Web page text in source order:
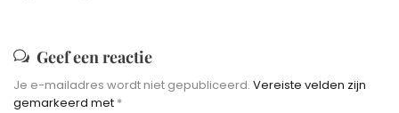
Geef een reactie
Je e-mailadres wordt niet gepubliceerd. Vereiste velden zijn
gemarkeerd met *